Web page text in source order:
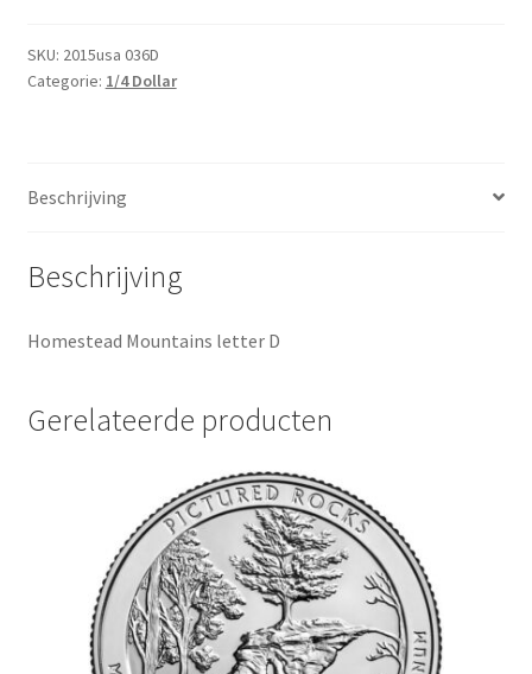
D
UNC
SKU: 2015usa 036D
Categorie: 1/4 Dollar
Beschrijving
Beschrijving
Homestead Mountains letter D
Gerelateerde producten